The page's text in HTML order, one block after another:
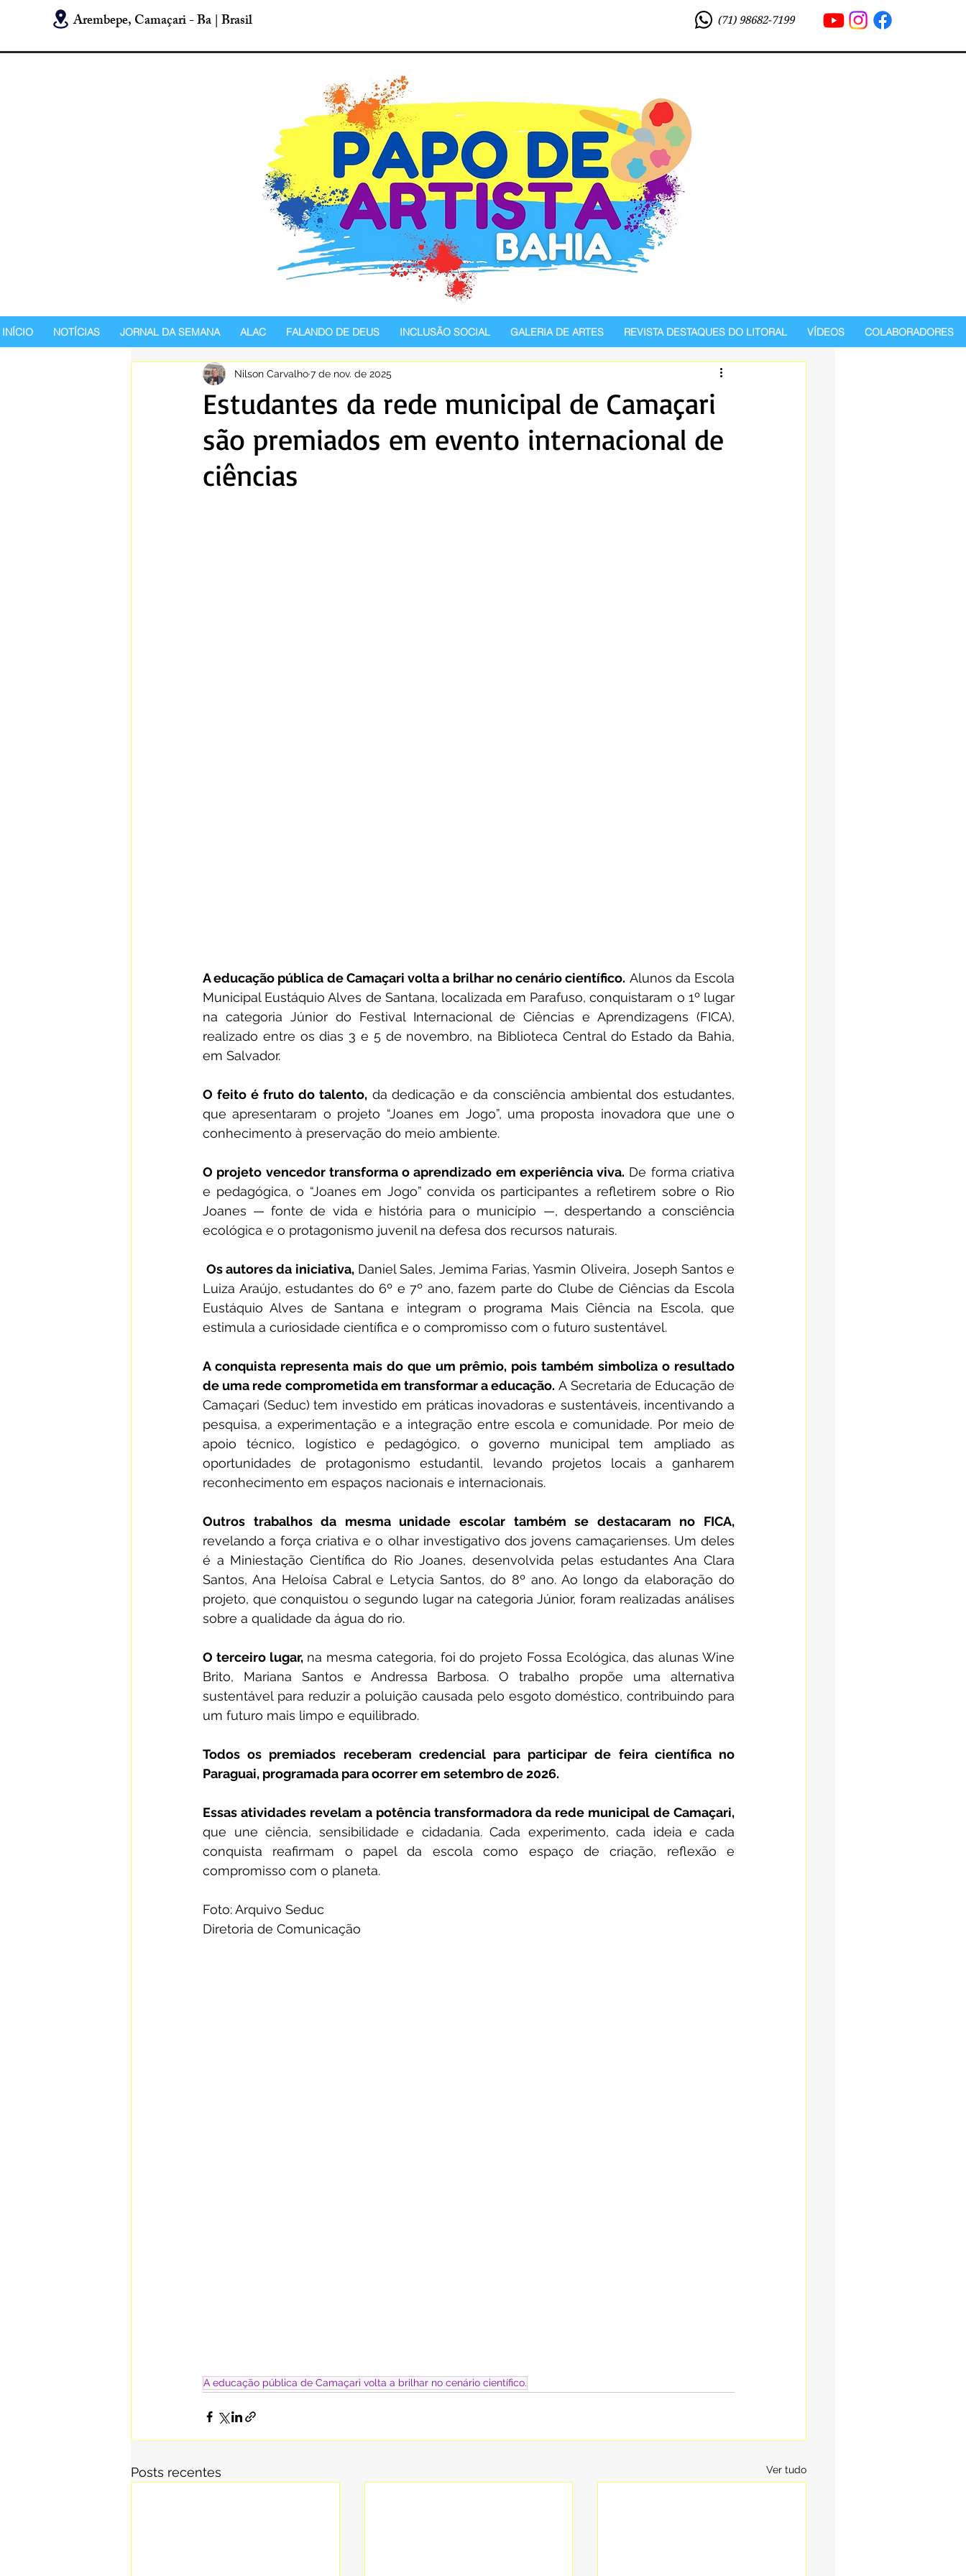
Arembepe, Camaçari - Ba | Brasil (71) 98682-7199
INÍCIO NOTÍCIAS JORNAL DA SEMANA ALAC FALANDO DE DEUS INCLUSÃO SOCIAL GALERIA DE ARTES REVISTA DESTAQUES DO LITORAL VÍDEOS COLABORADORES
Estudantes da rede municipal de Camaçari
são premiados em evento internacional de
ciências
Nilson Carvalho7 de nov. de 2025
A educação pública de Camaçari volta a brilhar no cenário científico. Alunos da Escola
Municipal Eustáquio Alves de Santana, localizada em Parafuso, conquistaram o 1º lugar
na categoria Júnior do Festival Internacional de Ciências e Aprendizagens (FICA),
realizado entre os dias 3 e 5 de novembro, na Biblioteca Central do Estado da Bahia,
em Salvador.
O feito é fruto do talento, da dedicação e da consciência ambiental dos estudantes,
que apresentaram o projeto “Joanes em Jogo”, uma proposta inovadora que une o
conhecimento à preservação do meio ambiente.
O projeto vencedor transforma o aprendizado em experiência viva. De forma criativa
e pedagógica, o “Joanes em Jogo” convida os participantes a refletirem sobre o Rio
Joanes — fonte de vida e história para o município —, despertando a consciência
ecológica e o protagonismo juvenil na defesa dos recursos naturais.
Os autores da iniciativa, Daniel Sales, Jemima Farias, Yasmin Oliveira, Joseph Santos e
Luiza Araújo, estudantes do 6º e 7º ano, fazem parte do Clube de Ciências da Escola
Eustáquio Alves de Santana e integram o programa Mais Ciência na Escola, que
estimula a curiosidade científica e o compromisso com o futuro sustentável.
A conquista representa mais do que um prêmio, pois também simboliza o resultado
de uma rede comprometida em transformar a educação. A Secretaria de Educação de
Camaçari (Seduc) tem investido em práticas inovadoras e sustentáveis, incentivando a
pesquisa, a experimentação e a integração entre escola e comunidade. Por meio de
apoio técnico, logístico e pedagógico, o governo municipal tem ampliado as
oportunidades de protagonismo estudantil, levando projetos locais a ganharem
reconhecimento em espaços nacionais e internacionais.
Outros trabalhos da mesma unidade escolar também se destacaram no FICA,
revelando a força criativa e o olhar investigativo dos jovens camaçarienses. Um deles
é a Miniestação Científica do Rio Joanes, desenvolvida pelas estudantes Ana Clara
Santos, Ana Heloísa Cabral e Letycia Santos, do 8º ano. Ao longo da elaboração do
projeto, que conquistou o segundo lugar na categoria Júnior, foram realizadas análises
sobre a qualidade da água do rio.
O terceiro lugar, na mesma categoria, foi do projeto Fossa Ecológica, das alunas Wine
Brito, Mariana Santos e Andressa Barbosa. O trabalho propõe uma alternativa
sustentável para reduzir a poluição causada pelo esgoto doméstico, contribuindo para
um futuro mais limpo e equilibrado.
Todos os premiados receberam credencial para participar de feira científica no
Paraguai, programada para ocorrer em setembro de 2026.
que une ciência, sensibilidade e cidadania. Cada experimento, cada ideia e cada
conquista reafirmam o papel da escola como espaço de criação, reflexão e
compromisso com o planeta.
Foto: Arquivo Seduc
Diretoria de Comunicação
A educação pública de Camaçari volta a brilhar no cenário científico.
Posts recentes Ver tudo